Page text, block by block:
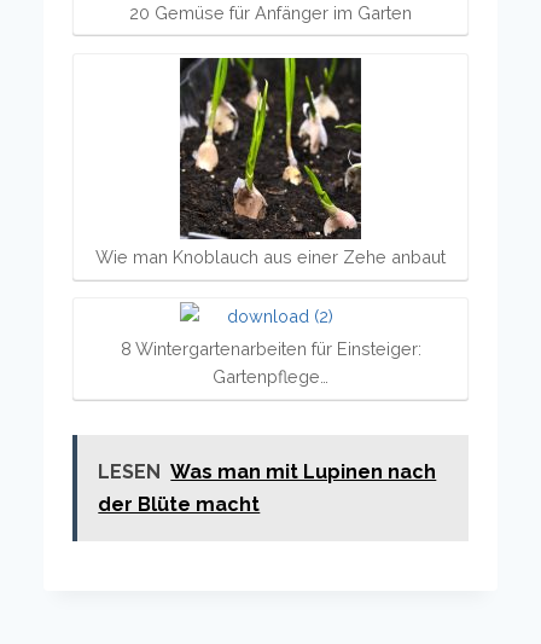
20 Gemüse für Anfänger im Garten
Wie man Knoblauch aus einer Zehe anbaut
8 Wintergartenarbeiten für Einsteiger:
Gartenpflege…
LESEN Was man mit Lupinen nach
der Blüte macht